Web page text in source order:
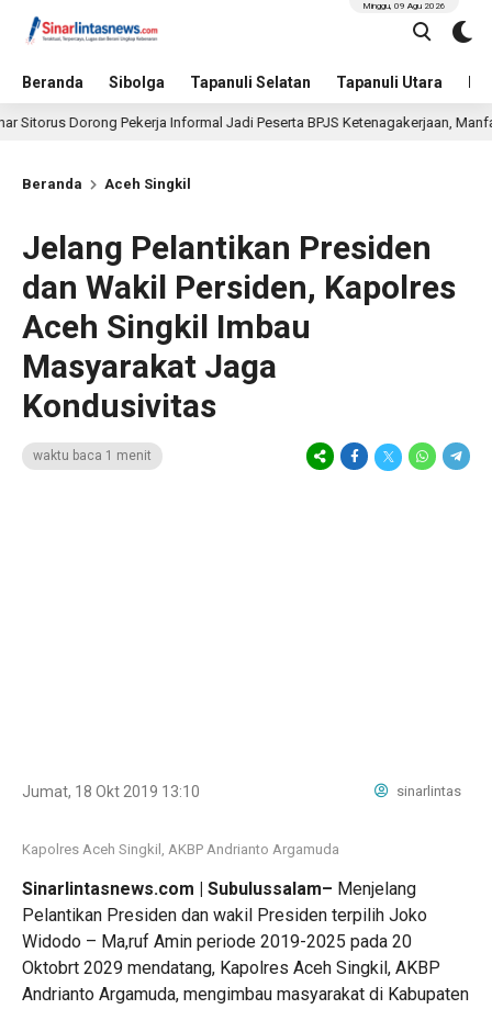
Beranda Sibolga Tapanuli Selatan Tapanuli Utara
Minggu, 09 Agu 2026
Dorong Pekerja Informal Jadi Peserta BPJS Ketenagakerjaan, Manfaat
Beranda Aceh Singkil
Jelang Pelantikan Presiden
dan Wakil Persiden, Kapolres
Aceh Singkil Imbau
Masyarakat Jaga
Kondusivitas
waktu baca 1 menit
Jumat, 18 Okt 2019 13:10 sinarlintas
Kapolres Aceh Singkil, AKBP Andrianto Argamuda
Sinarlintasnews.com | Subulussalam– Menjelang
Pelantikan Presiden dan wakil Presiden terpilih Joko
Widodo – Ma,ruf Amin periode 2019-2025 pada 20
Oktobrt 2029 mendatang, Kapolres Aceh Singkil, AKBP
Andrianto Argamuda, mengimbau masyarakat di Kabupaten